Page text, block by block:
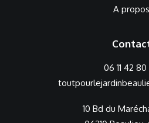
A propos
06 11 42
10 Bd du